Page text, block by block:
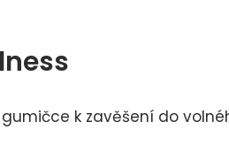
k zavěšení do